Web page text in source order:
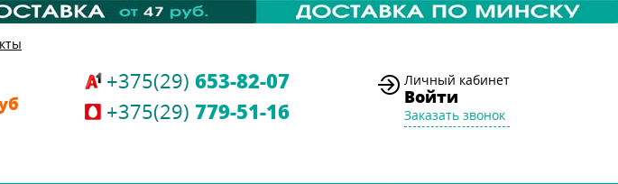
+375(29) 653-82-07
+375(29) 779-51-16
Личный кабинет
Войти
Заказать звонок